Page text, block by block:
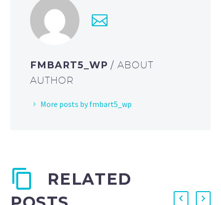
FMBART5_WP/ ABOUT
AUTHOR
More posts by fmbart5_wp
RELATED